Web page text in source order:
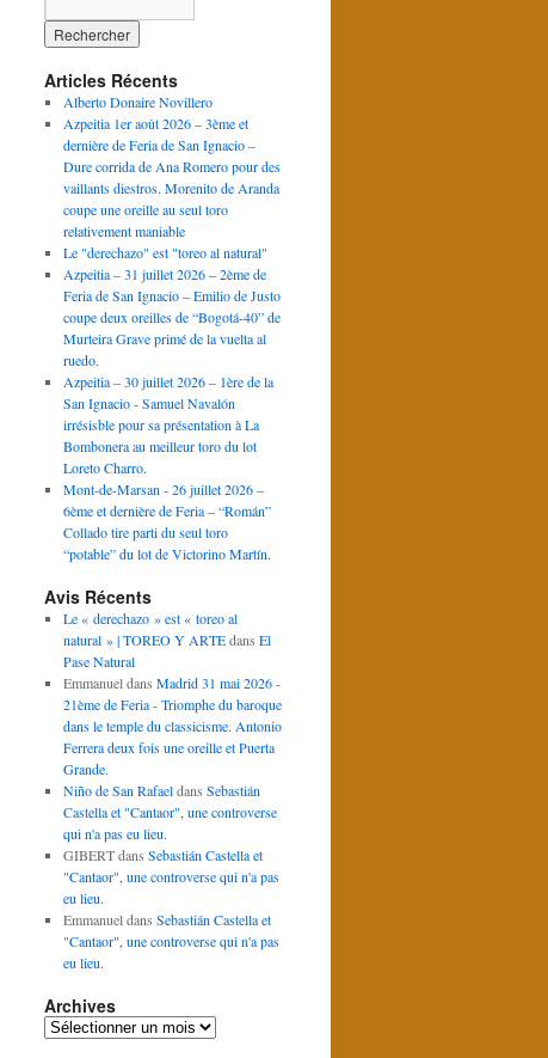
Articles Récents
Alberto Donaire Novillero
Azpeitia 1er août 2026 – 3ème et
dernière de Feria de San Ignacio –
Dure corrida de Ana Romero pour des
vaillants diestros. Morenito de Aranda
coupe une oreille au seul toro
relativement maniable
Le "derechazo" est "toreo al natural"
Azpeitia – 31 juillet 2026 – 2ème de
Feria de San Ignacio – Emilio de Justo
coupe deux oreilles de “Bogotá-40” de
Murteira Grave primé de la vuelta al
ruedo.
Azpeitia – 30 juillet 2026 – 1ère de la
San Ignacio - Samuel Navalón
irrésisble pour sa présentation à La
Bombonera au meilleur toro du lot
Loreto Charro.
Mont-de-Marsan - 26 juillet 2026 –
6ème et dernière de Feria – “Román”
Collado tire parti du seul toro
“potable” du lot de Victorino Martín.
Avis Récents
Le « derechazo » est « toreo al
natural » | TOREO Y ARTEdans El
Pase Natural
Emmanueldans Madrid 31 mai 2026 -
21ème de Feria - Triomphe du baroque
dans le temple du classicisme. Antonio
Ferrera deux fois une oreille et Puerta
Grande.
Niño de San Rafaeldans Sebastián
Castella et "Cantaor", une controverse
qui n'a pas eu lieu.
GIBERTdans Sebastián Castella et
"Cantaor", une controverse qui n'a pas
eu lieu.
Emmanueldans Sebastián Castella et
"Cantaor", une controverse qui n'a pas
eu lieu.
Archives
Archives